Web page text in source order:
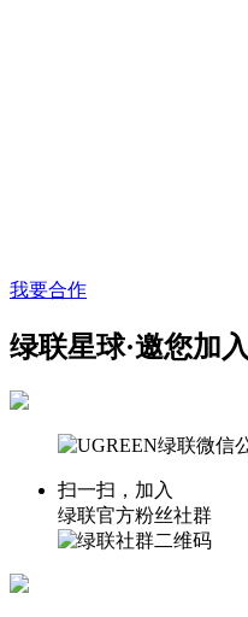
我要合作
绿联星球·邀您加入
扫一扫，加入
绿联官方粉丝社群